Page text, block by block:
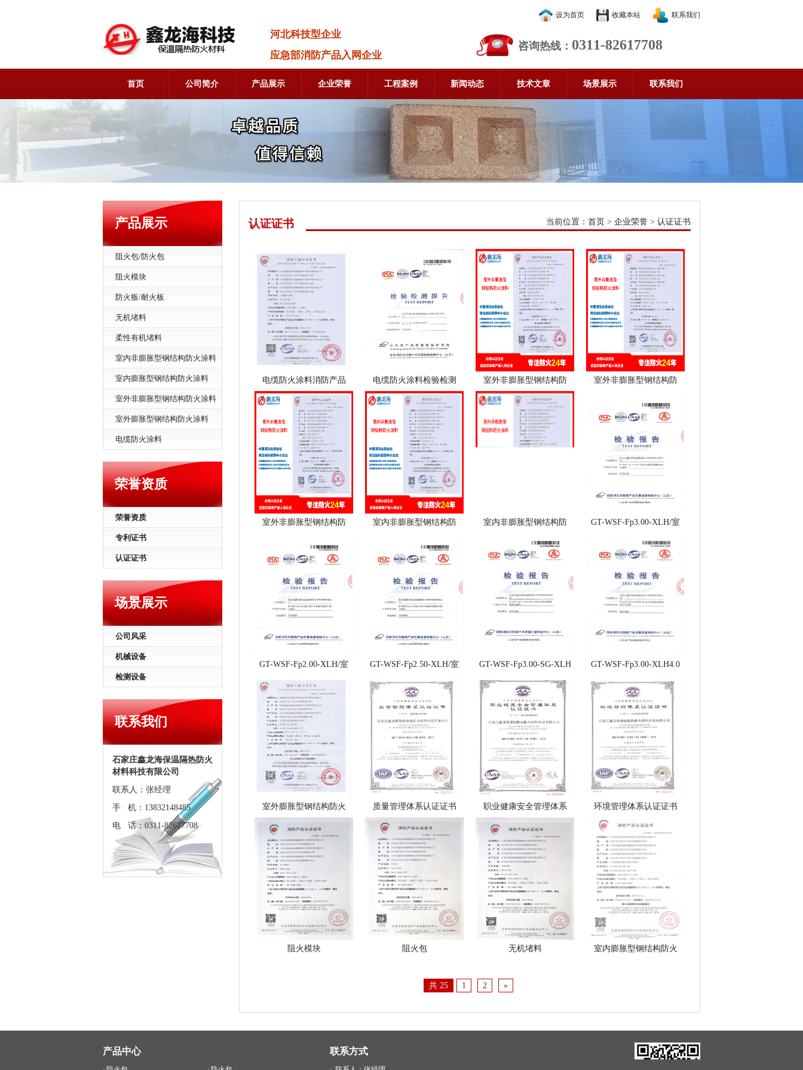
河北科技型企业
应急部消防产品入网企业
设为首页 收藏本站 联系我们
咨询热线： 0311-82617708
首页 公司简介 产品展示 企业荣誉 工程案例 新闻动态 技术文章 场景展示 联系我们
产品展示
阻火包/防火包
阻火模块
防火板/耐火板
无机堵料
柔性有机堵料
室内非膨胀型钢结构防火涂料
室内膨胀型钢结构防火涂料
室外非膨胀型钢结构防火涂料
室外膨胀型钢结构防火涂料
电缆防火涂料
荣誉资质
荣誉资质
专利证书
认证证书
场景展示
公司风采
机械设备
检测设备
联系我们
石家庄鑫龙海保温隔热防火
材料科技有限公司
联系人：张经理
手 机：13832148485
电 话：0311-82617708
认证证书 当前位置： 首页 > 企业荣誉 > 认证证书
电缆防火涂料消防产品 电缆防火涂料检验检测 室外非膨胀型钢结构防 室外非膨胀型钢结构防
室外非膨胀型钢结构防 室内非膨胀型钢结构防 室内非膨胀型钢结构防 GT-WSF-Fp3.00-XLH/室
GT-WSF-Fp2.00-XLH/室 GT-WSF-Fp2.50-XLH/室 GT-WSF-Fp3.00-SG-XLH GT-WSF-Fp3.00-XLH4.0
室外膨胀型钢结构防火 质量管理体系认证证书 职业健康安全管理体系 环境管理体系认证证书
阻火模块 阻火包 无机堵料 室内膨胀型钢结构防火
共 25 1 2 »
产品中心 联系方式